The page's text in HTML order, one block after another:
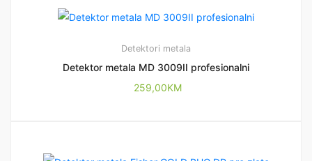
Detektori metala
Detektor metala MD 3009II profesionalni
259,00KM